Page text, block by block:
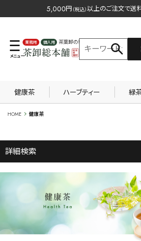
5,000円 （税込）以上のご注文で送
業務用 個人用
茶葉卸の専門サイト
健康茶 ハーブティー 緑
HOME 健康茶
詳細検索